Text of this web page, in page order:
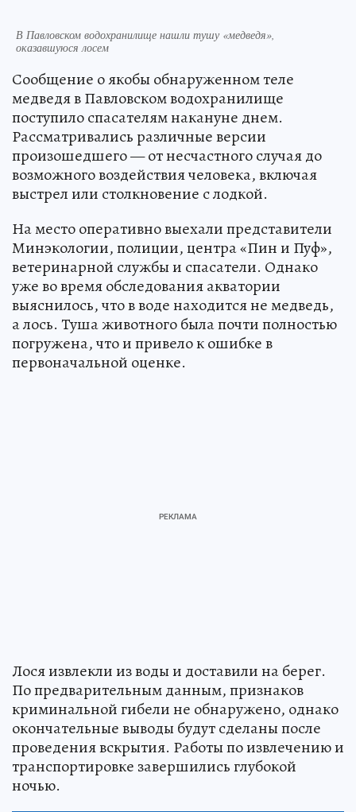
В Павловском водохранилище нашли тушу «медведя»,
оказавшуюся лосем
Сообщение о якобы обнаруженном теле
медведя в Павловском водохранилище
поступило спасателям накануне днем.
Рассматривались различные версии
произошедшего — от несчастного случая до
возможного воздействия человека, включая
выстрел или столкновение с лодкой.
На место оперативно выехали представители
Минэкологии, полиции, центра «Пин и Пуф»,
ветеринарной службы и спасатели. Однако
уже во время обследования акватории
выяснилось, что в воде находится не медведь,
а лось. Туша животного была почти полностью
погружена, что и привело к ошибке в
первоначальной оценке.
Лося извлекли из воды и доставили на берег.
По предварительным данным, признаков
криминальной гибели не обнаружено, однако
окончательные выводы будут сделаны после
проведения вскрытия. Работы по извлечению и
транспортировке завершились глубокой
ночью.